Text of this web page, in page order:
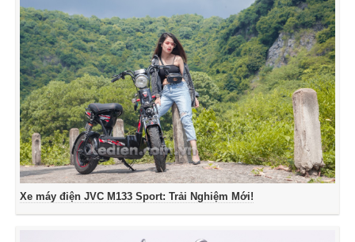
Xe máy điện JVC M133 Sport: Trải Nghiệm Mới!